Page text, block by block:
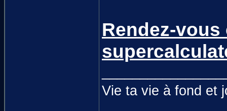
Rendez-
Vie ta vie à fond et